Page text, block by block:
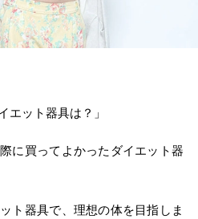
エット器具は？」
に買ってよかったダイエット器
ト器具で、理想の体を目指しま